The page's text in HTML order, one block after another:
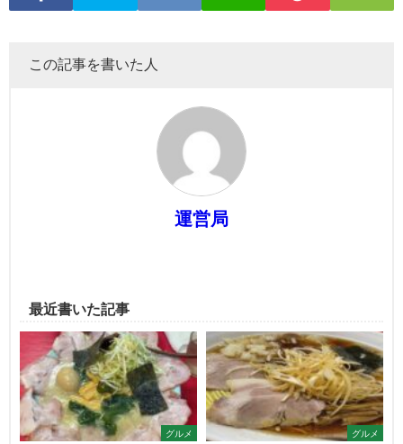
この記事を書いた人
運営局
最近書いた記事
グルメ グルメ